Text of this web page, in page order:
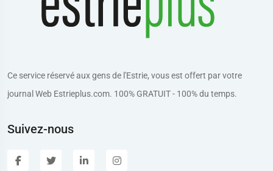
Ce service réservé aux gens de l'Estrie, vous est offert par votre
journal Web Estrieplus.com. 100% GRATUIT - 100% du temps.
Suivez-nous